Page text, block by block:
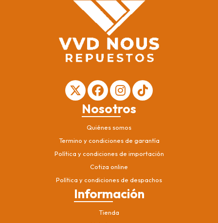
Nosotros
Quiénes somos
Termino y condiciones de garantía
Política y condiciones de importación
Cotiza online
Política y condiciones de despachos
Información
Tienda